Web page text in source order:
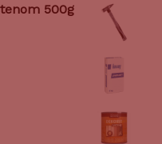
500g